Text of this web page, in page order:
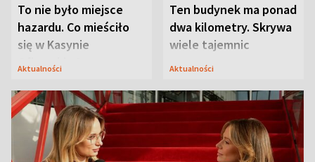
To nie było miejsce
hazardu. Co mieściło
się w Kasynie
Oficerskim?
Aktualności
Ten budynek ma ponad
dwa kilometry. Skrywa
wiele tajemnic
Aktualności